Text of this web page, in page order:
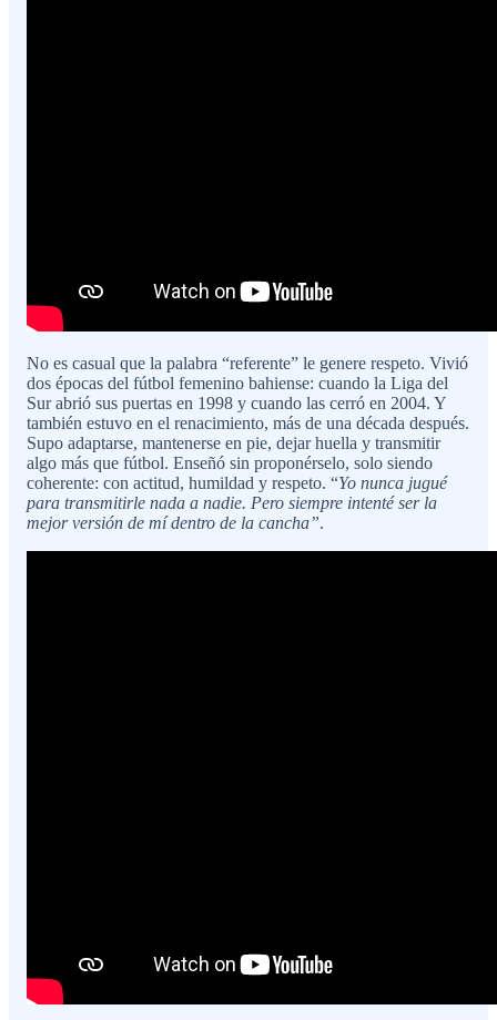
No es casual que la palabra “referente” le genere respeto. Vivió
dos épocas del fútbol femenino bahiense: cuando la Liga del
Sur abrió sus puertas en 1998 y cuando las cerró en 2004. Y
también estuvo en el renacimiento, más de una década después.
Supo adaptarse, mantenerse en pie, dejar huella y transmitir
algo más que fútbol. Enseñó sin proponérselo, solo siendo
coherente: con actitud, humildad y respeto. “Yo nunca jugué
para transmitirle nada a nadie. Pero siempre intenté ser la
mejor versión de mí dentro de la cancha”.